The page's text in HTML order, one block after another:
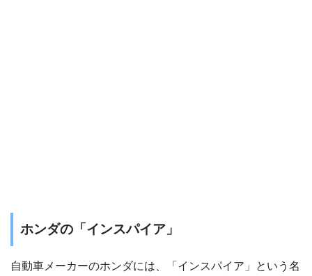
ホンダの「インスパイア」
自動車メーカーのホンダには、「インスパイア」という名